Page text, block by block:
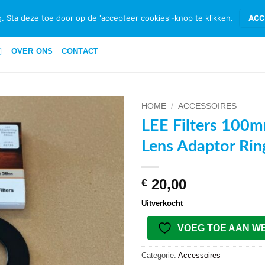
OVER ONS CONTACT
HOME / ACCESSOIRES
LEE Filters
Lens Adaptor
€ 20,00
Uitverkocht
VOEG TOE AAN
Categorie: Accessoires
deze toe door op de 'accepteer cookies'-knop te klikken.